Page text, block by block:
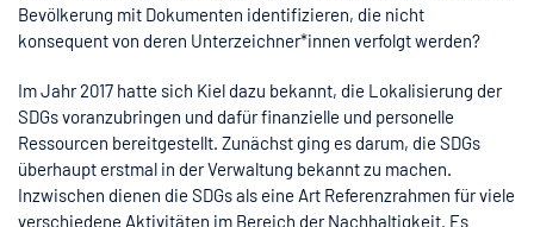
Bevölkerung mit Dokumenten identifizieren, die nicht
konsequent von deren Unterzeichner*innen verfolgt werden?
Im Jahr 2017 hatte sich Kiel dazu bekannt, die Lokalisierung der
SDGs voranzubringen und dafür finanzielle und personelle
Ressourcen bereitgestellt. Zunächst ging es darum, die SDGs
überhaupt erstmal in der Verwaltung bekannt zu machen.
Inzwischen dienen die SDGs als eine Art Referenzrahmen für viele
verschiedene Aktivitäten im Bereich der Nachhaltigkeit. Es